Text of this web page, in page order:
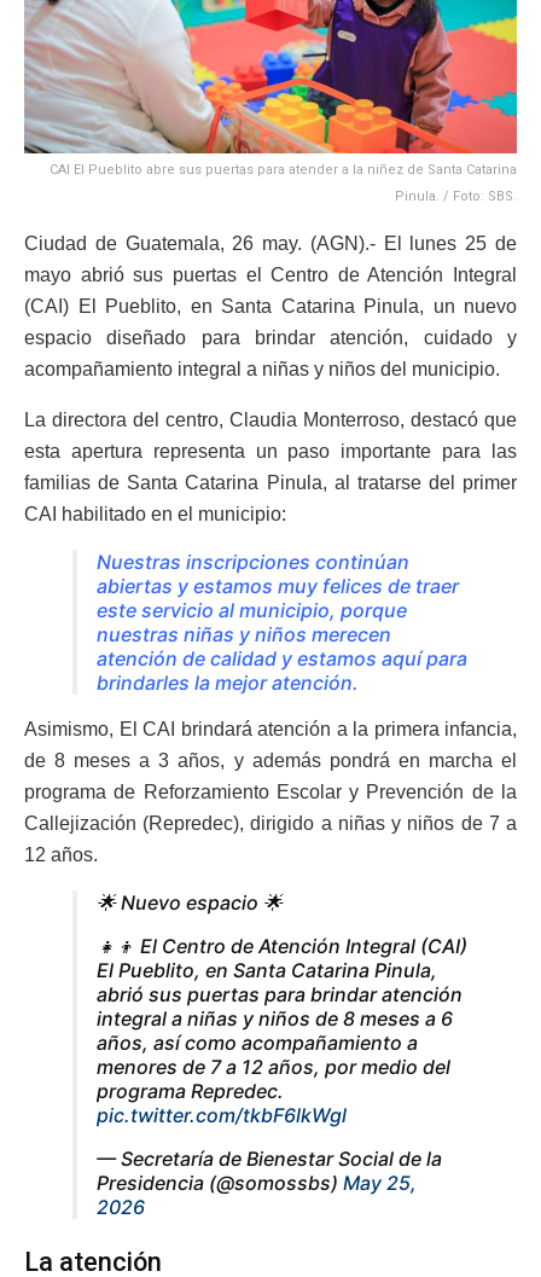
CAI El Pueblito abre sus puertas para atender a la niñez de Santa Catarina
Pinula. / Foto: SBS.
Ciudad de Guatemala, 26 may. (AGN).- El lunes 25 de
mayo abrió sus puertas el Centro de Atención Integral
(CAI) El Pueblito, en Santa Catarina Pinula, un nuevo
espacio diseñado para brindar atención, cuidado y
acompañamiento integral a niñas y niños del municipio.
La directora del centro, Claudia Monterroso, destacó que
esta apertura representa un paso importante para las
familias de Santa Catarina Pinula, al tratarse del primer
CAI habilitado en el municipio:
Nuestras inscripciones continúan
abiertas y estamos muy felices de traer
este servicio al municipio, porque
nuestras niñas y niños merecen
atención de calidad y estamos aquí para
brindarles la mejor atención.
Asimismo, El CAI brindará atención a la primera infancia,
de 8 meses a 3 años, y además pondrá en marcha el
programa de Reforzamiento Escolar y Prevención de la
Callejización (Repredec), dirigido a niñas y niños de 7 a
12 años.
🌟 Nuevo espacio 🌟
👧👦 El Centro de Atención Integral (CAI)
El Pueblito, en Santa Catarina Pinula,
abrió sus puertas para brindar atención
integral a niñas y niños de 8 meses a 6
años, así como acompañamiento a
menores de 7 a 12 años, por medio del
programa Repredec.
pic.twitter.com/tkbF6lkWgl
— Secretaría de Bienestar Social de la
Presidencia (@somossbs) May 25,
2026
La atención